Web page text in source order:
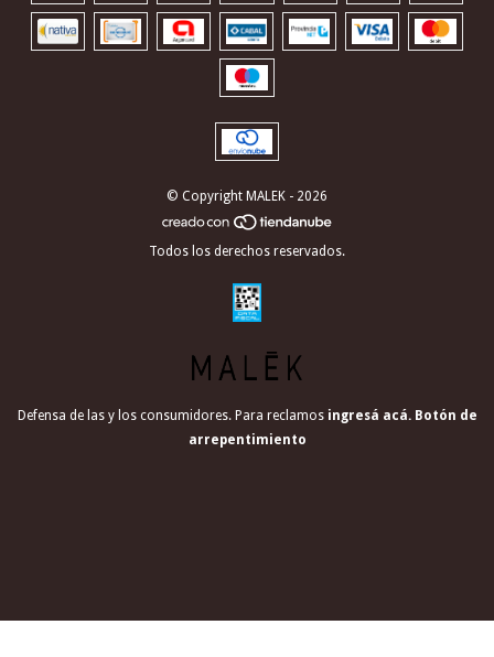
© Copyright MALEK - 2026
Todos los derechos reservados.
Defensa de las y los consumidores. Para reclamos ingresá acá. Botón de
arrepentimiento